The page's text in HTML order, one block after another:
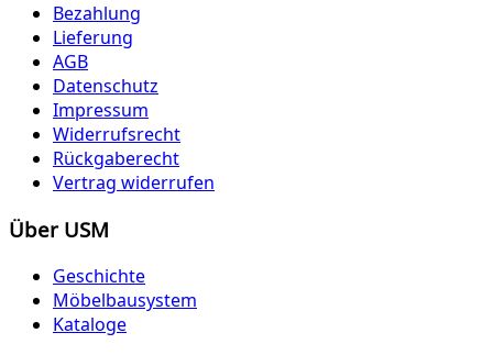
Bezahlung
Lieferung
AGB
Datenschutz
Impressum
Widerrufsrecht
Rückgaberecht
Vertrag widerrufen
Über USM
Geschichte
Möbelbausystem
Kataloge